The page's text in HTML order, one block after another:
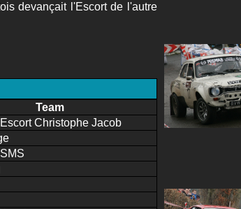
devançait l'Escort de l'autre
Team
Christophe Jacob